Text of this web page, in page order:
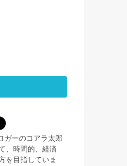
ガーのコアラ太郎
、時間的、経済
を目指していま